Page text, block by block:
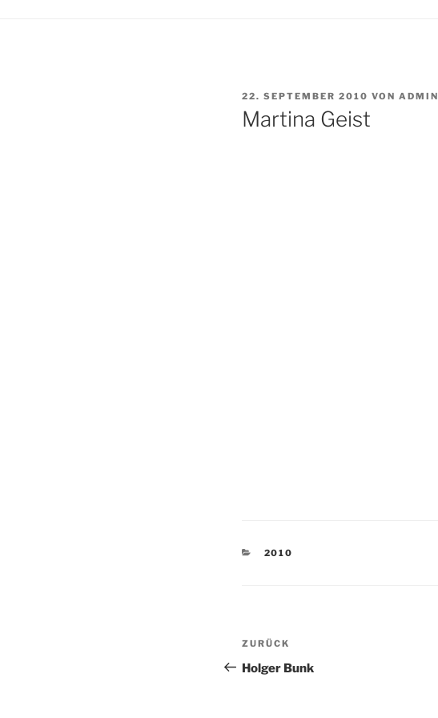
VERÖFFENTLICHT
AM
22. SEPTEMBER 2010 VON ADMIN
Martina Geist
KATEGORIEN
2010
Beitragsnavigation
Vorheriger
Beitrag
ZURÜCK
Holger Bunk